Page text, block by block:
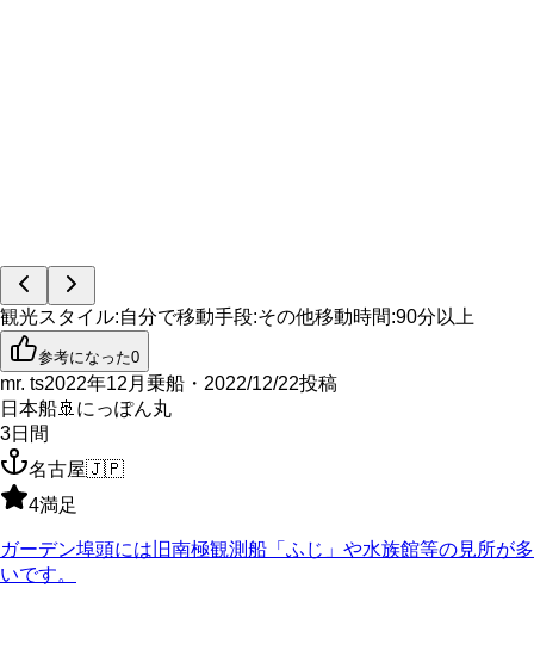
観光スタイル:自分で移動手段:その他移動時間:90分以上
参考になった0
mr. ts2022年12月乗船・2022/12/22投稿
日本船🚢 にっぽん丸
3日間
名古屋🇯🇵
4満足
ガーデン埠頭には旧南極観測船「ふじ」や水族館等の見所が多
いです。